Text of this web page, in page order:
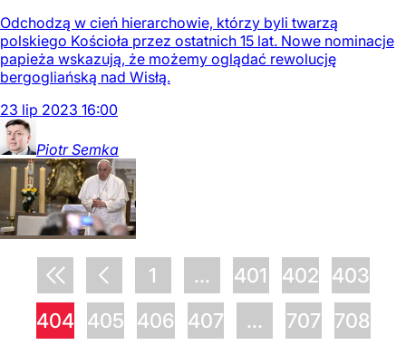
Odchodzą w cień hierarchowie, którzy byli twarzą
polskiego Kościoła przez ostatnich 15 lat. Nowe nominacje
papieża wskazują, że możemy oglądać rewolucję
bergogliańską nad Wisłą.
23 lip 2023 16:00
Piotr Semka
1 ... 401 402
403
404 405 406 407 ... 707
708